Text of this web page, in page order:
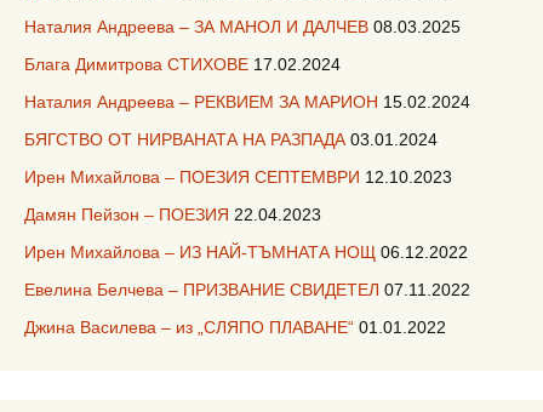
Наталия Андреева – ЗА МАНОЛ И ДАЛЧЕВ 08.03.2025
Блага Димитрова СТИХОВЕ 17.02.2024
Наталия Андреева – РЕКВИЕМ ЗА МАРИОН 15.02.2024
БЯГСТВО ОТ НИРВАНАТА НА РАЗПАДА 03.01.2024
Ирен Михайлова – ПОЕЗИЯ СЕПТЕМВРИ 12.10.2023
Дамян Пейзон – ПОЕЗИЯ 22.04.2023
Ирен Михайлова – ИЗ НАЙ-ТЪМНАТА НОЩ 06.12.2022
Евелина Белчева – ПРИЗВАНИЕ СВИДЕТЕЛ 07.11.2022
Джина Василева – из „СЛЯПО ПЛАВАНЕ“ 01.01.2022